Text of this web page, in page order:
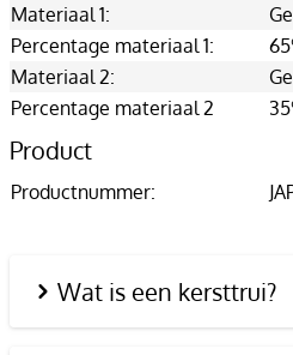
Materiaal 1:
Percentage materiaal 1:
Materiaal 2:
Percentage materiaal 2
Product
Productnummer:
Wat is een kersttrui?